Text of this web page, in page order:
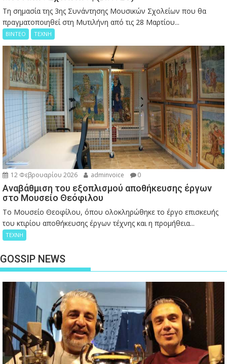
Τη σημασία της 3ης Συνάντησης Μουσικών Σχολείων που θα
πραγματοποιηθεί στη Μυτιλήνη από τις 28 Μαρτίου...
ΒΙΝΤΕΟ ΤΕΧΝΗ
12 Φεβρουαρίου 2026 adminvoice 0
Αναβάθμιση του εξοπλισμού αποθήκευσης έργων
στο Μουσείο Θεόφιλου
Το Μουσείο Θεοφίλου, όπου ολοκληρώθηκε το έργο επισκευής
του κτιρίου αποθήκευσης έργων τέχνης και η προμήθεια...
ΤΕΧΝΗ
GOSSIP NEWS